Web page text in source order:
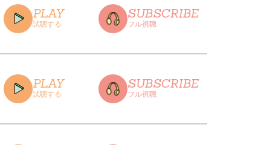
CLOSE
PLAY
試聴する
SUBSCRIBE
フル視聴
CLOSE
PLAY
試聴する
SUBSCRIBE
フル視聴